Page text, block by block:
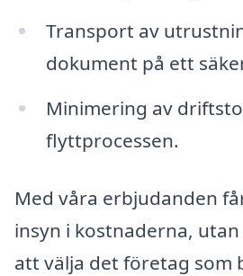
Transport av
dokument på ett
Minimering av
flyttprocessen.
Med våra erbjudanden
insyn i kostnaderna,
att välja det företag som